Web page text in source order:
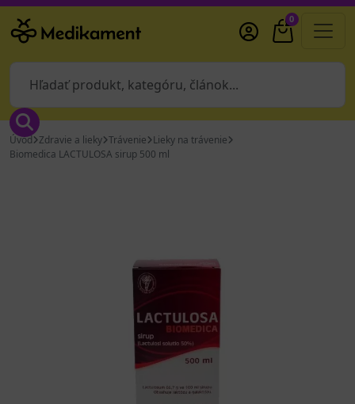
0
Úvod Zdravie a lieky Trávenie Lieky na trávenie
Biomedica LACTULOSA sirup 500 ml